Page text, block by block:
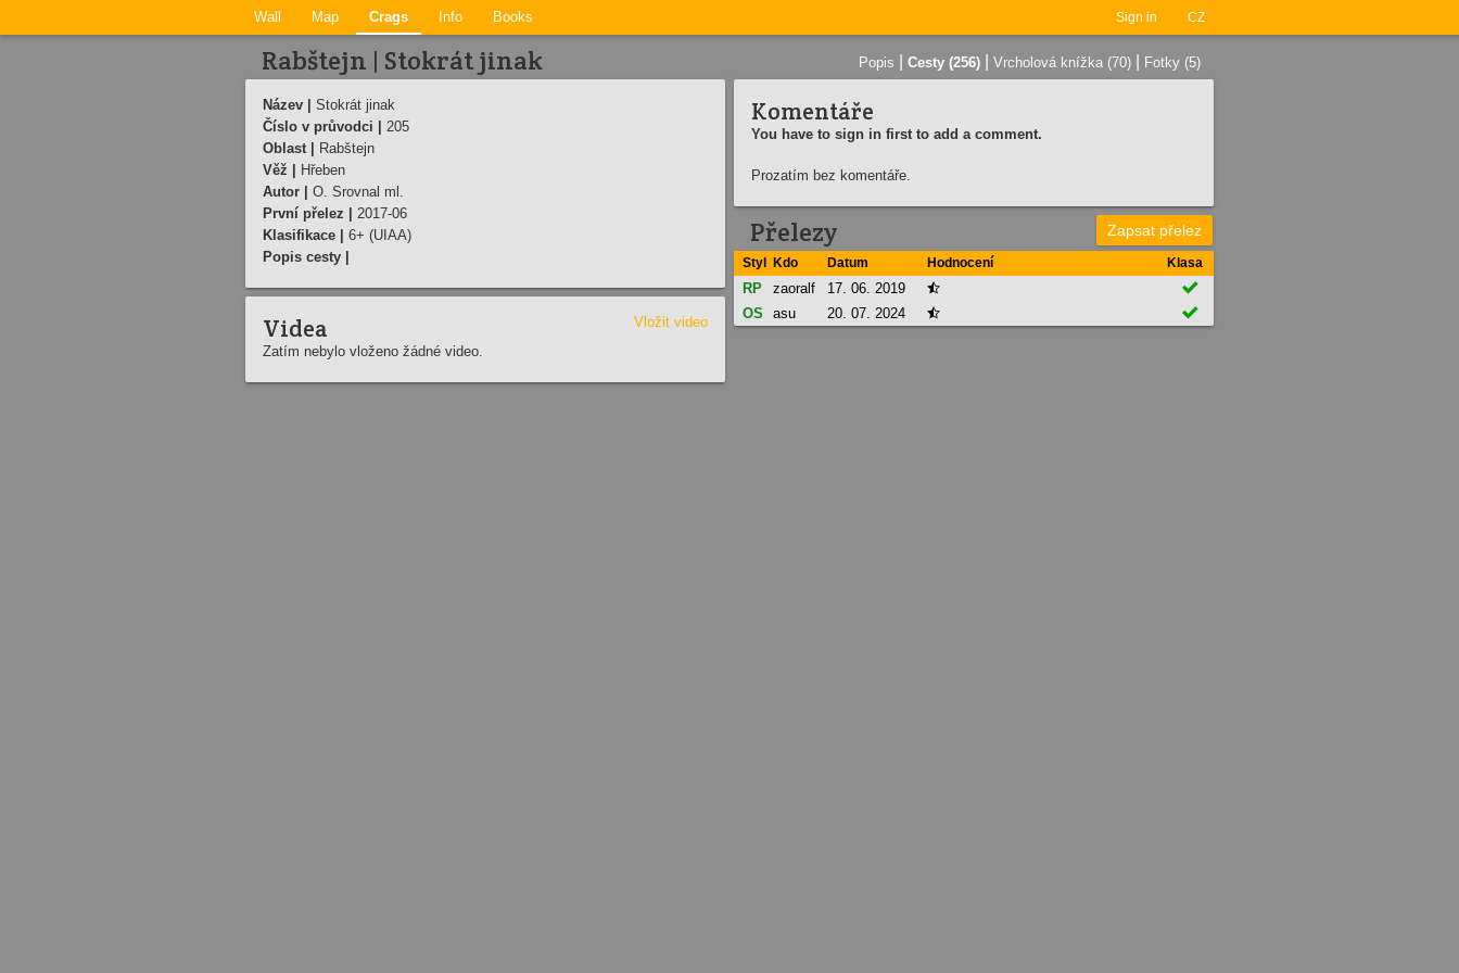
Sign in CZ
Wall Map Crags Info Books
Rabštejn | Stokrát jinak Popis Cesty (256) Vrcholová knížka (70) Fotky (5)
Název |
Stokrát jinak
Číslo v průvodci |
205
Oblast |
Rabštejn
Věž |
Hřeben
Autor |
O. Srovnal ml.
První přelez |
2017-06
Klasifikace |
6+ (UIAA)
Popis cesty |
Videa
Vložit video
Zatím nebylo vloženo žádné video.
Komentáře
You have to sign in first to add a comment.
Prozatím bez komentáře.
Přelezy Zapsat přelez
Styl Kdo Datum Hodnocení Klasa
RP zaoralf 17. 06. 2019 

OS
asu 20. 07. 2024  